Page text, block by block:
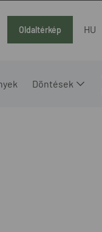
Oldaltérkép HU
Döntések